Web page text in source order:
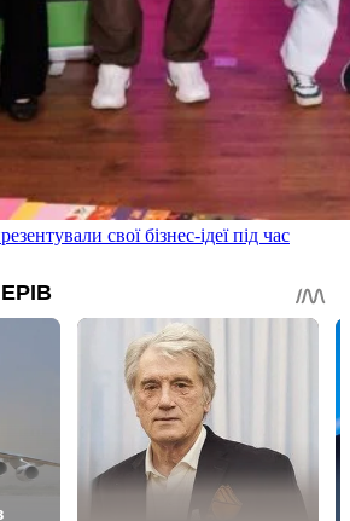
свої бізнес-ідеї під час